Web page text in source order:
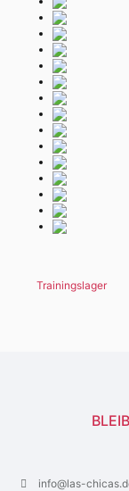
Trainingslager
info@las-